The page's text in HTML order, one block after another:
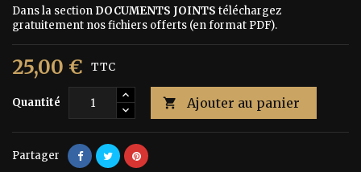
Dans la section DOCUMENTS JOINTS téléchargez
gratuitement nos fichiers offerts (en format PDF).
25,00 € TTC
Quantité  Ajouter au panier
Partager